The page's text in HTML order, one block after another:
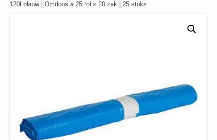
120l blauw | Omdoos a 25 rol x 20 zak | 25 stuks